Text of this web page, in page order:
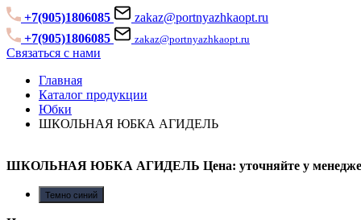
+7(905)1806085
zakaz@portnyazhkaopt.ru
+7(905)1806085
zakaz@portnyazhkaopt.ru
Связаться с нами
Главная
Каталог продукции
Юбки
ШКОЛЬНАЯ ЮБКА АГИДЕЛЬ
ШКОЛЬНАЯ ЮБКА АГИДЕЛЬ Цена: уточняйте у
Темно синий